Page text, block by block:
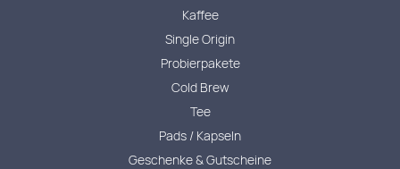
Kaffee
Single Origin
Probierpakete
Cold Brew
Tee
Pads / Kapseln
Geschenke & Gutscheine